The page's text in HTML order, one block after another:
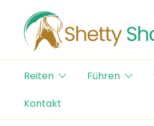
content
Shetty Shop
Der Schweizer Online
Reiten
Führen
Kontakt